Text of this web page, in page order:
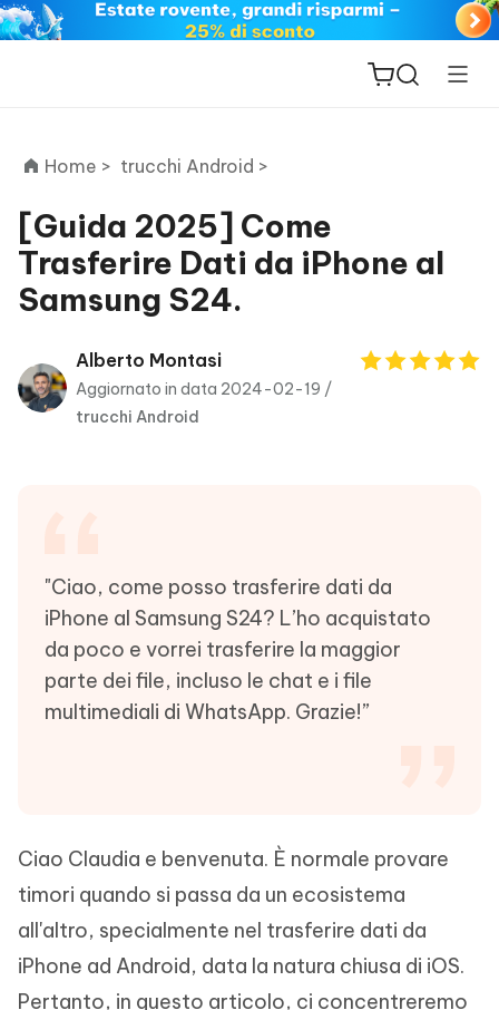
ReiBoot
for iOS
PDNob
PDF
Editor
New
Home > trucchi Android >
[Guida 2025] Come
Trasferire Dati da iPhone al
Samsung S24.
Alberto Montasi
Aggiornato in data 2024-02-19 /
trucchi Android
"Ciao, come posso trasferire dati da
iPhone al Samsung S24? L’ho acquistato
da poco e vorrei trasferire la maggior
parte dei file, incluso le chat e i file
multimediali di WhatsApp. Grazie!”
Ciao Claudia e benvenuta. È normale provare
timori quando si passa da un ecosistema
all'altro, specialmente nel trasferire dati da
iPhone ad Android, data la natura chiusa di iOS.
Pertanto, in questo articolo, ci concentreremo